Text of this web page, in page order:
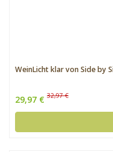
WeinLicht klar von Side by
29,97 € 32,97 €